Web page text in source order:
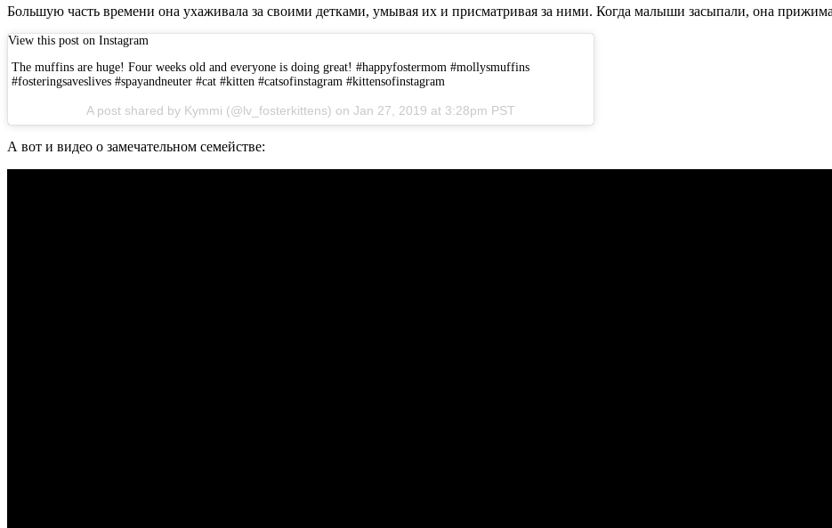
Большую часть времени она ухаживала за своими детками, умывая их и присматривая за ними. Когда малыши засыпали, она
View this post on Instagram
The muffins are huge! Four weeks old and everyone is doing great! #happyfostermom #mollysmuffins
#fosteringsaveslives #spayandneuter #cat #kitten #catsofinstagram #kittensofinstagram
A post shared by Kymmi (@lv_fosterkittens) on Jan 27, 2019 at 3:28pm PST
А вот и видео о замечательном семействе: